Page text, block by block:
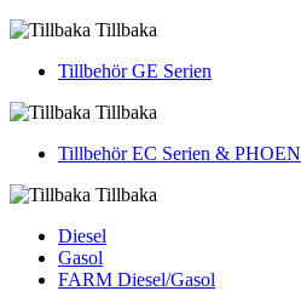
Tillbaka
Tillbehör GE Serien
Tillbaka
Tillbehör EC Serien & PHOEN
Tillbaka
Diesel
Gasol
FARM Diesel/Gasol